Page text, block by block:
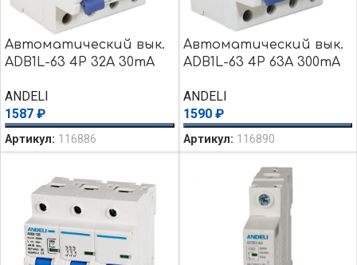
Автоматический вык.
ADB1L-63 4P 32A 30mA
ANDELI
1587 ₽
Артикул: 116886
Автоматический вык.
ADB1L-63 4P 63A 300mA
ANDELI
1590 ₽
Артикул: 116890